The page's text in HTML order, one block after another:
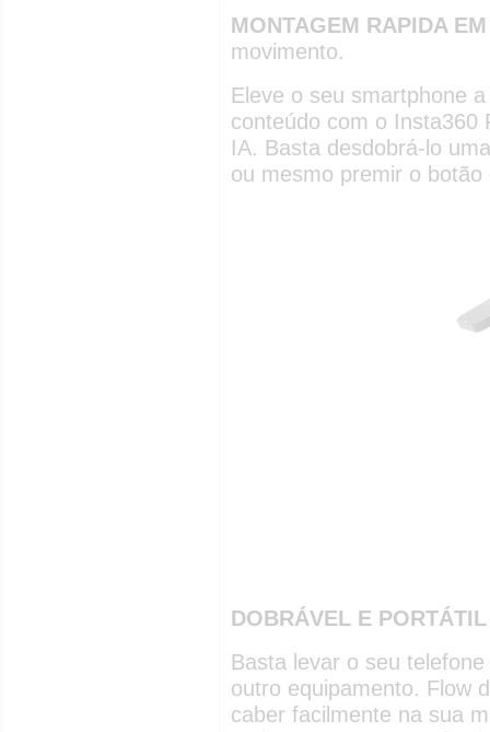
MONTAGEM RAPIDA
movimento.
Eleve o seu smartphone
conteúdo com o Insta360
IA. Basta desdobrá-lo
ou mesmo premir o botão
DOBRÁVEL E PORTÁTIL
Basta levar o seu
outro equipamento. Flow
caber facilmente na sua